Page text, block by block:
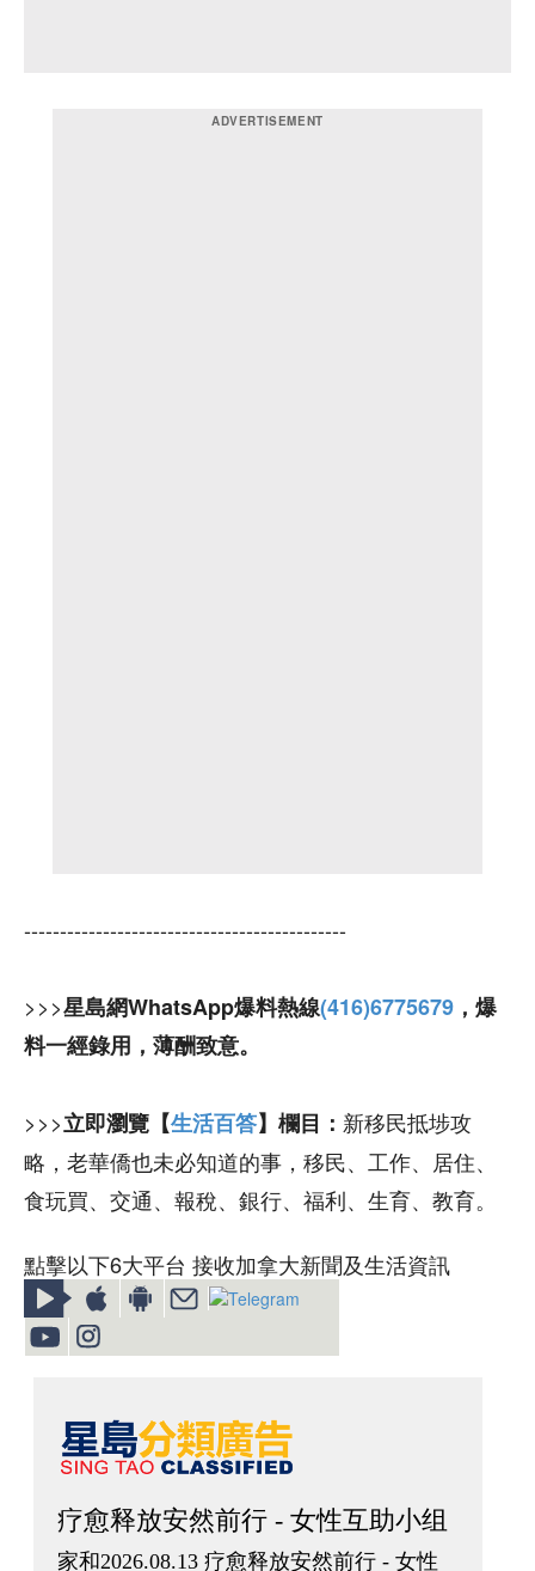
---------------------------------------------
>>>星島網WhatsApp爆料熱線(416)6775679 ，爆
料一經錄用，薄酬致意。
>>>立即瀏覽【生活百答】欄目： 新移民抵埗攻
略，老華僑也未必知道的事，移民、工作、居住、
食玩買、交通、報稅、銀行、福利、生育、教育。
點擊以下6大平台 接收加拿大新聞及生活資訊